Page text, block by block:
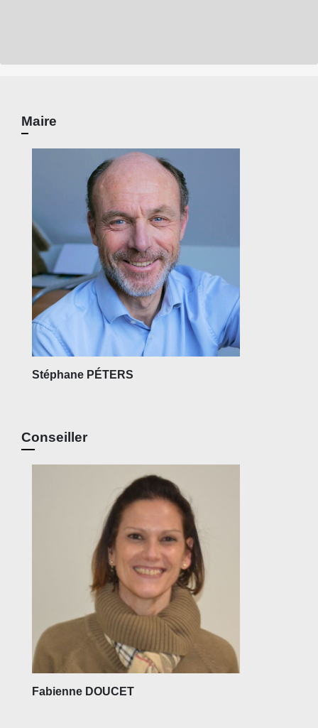
Maire
Stéphane PÉTERS
Conseiller
Fabienne DOUCET